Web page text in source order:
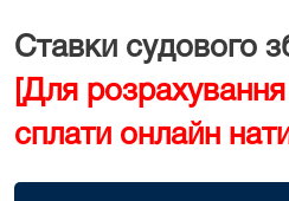
Ставки судового
[Для
сплати онлайн